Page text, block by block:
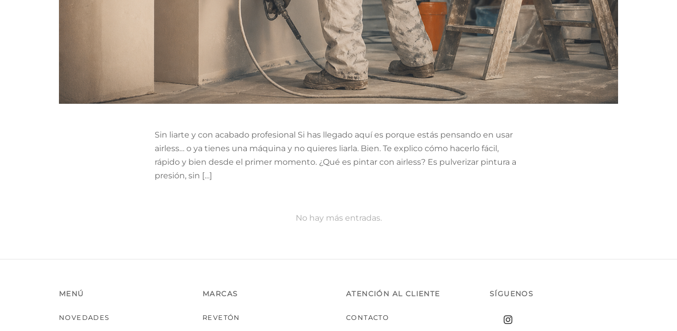
Sin liarte y con acabado profesional Si has llegado aquí es porque estás pensando en usar
airless… o ya tienes una máquina y no quieres liarla. Bien. Te explico cómo hacerlo fácil,
rápido y bien desde el primer momento. ¿Qué es pintar con airless? Es pulverizar pintura a
presión, sin […]
No hay más entradas.
MENÚ
NOVEDADES
MARCAS
REVETÓN
ATENCIÓN AL CLIENTE
CONTACTO
SÍGUENOS